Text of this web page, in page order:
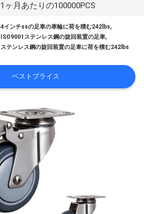
1ヶ月あたりの100000PCS
4インチssの足車の車輪に荷を積む242lbs,
ISO9001ステンレス鋼の旋回装置の足車,
ステンレス鋼の旋回装置の足車に荷を積む242lbs
ベストプライス